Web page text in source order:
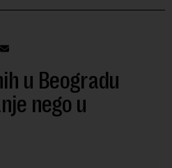
u Beogradu
nego u